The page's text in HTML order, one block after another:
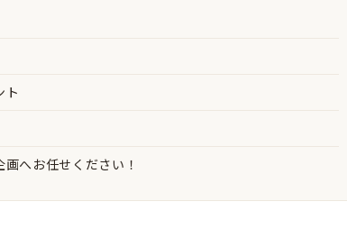
ト
へお任せください！